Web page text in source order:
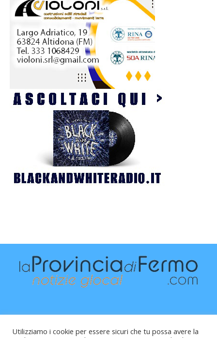
Utilizziamo i cookie per essere sicuri che tu possa avere la